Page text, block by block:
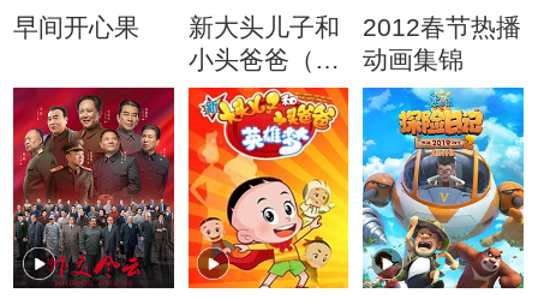
早间开心果
新大头儿子和
小头爸爸（动
画真人情景
剧）
2012春节热播
动画集锦